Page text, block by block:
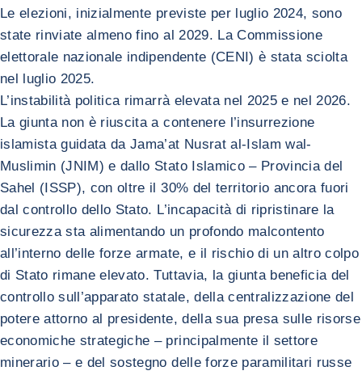
Le elezioni, inizialmente previste per luglio 2024, sono
state rinviate almeno fino al 2029. La Commissione
elettorale nazionale indipendente (CENI) è stata sciolta
nel luglio 2025.
L’instabilità politica rimarrà elevata nel 2025 e nel 2026.
La giunta non è riuscita a contenere l’insurrezione
islamista guidata da Jama’at Nusrat al-Islam wal-
Muslimin (JNIM) e dallo Stato Islamico – Provincia del
Sahel (ISSP), con oltre il 30% del territorio ancora fuori
dal controllo dello Stato. L’incapacità di ripristinare la
sicurezza sta alimentando un profondo malcontento
all’interno delle forze armate, e il rischio di un altro colpo
di Stato rimane elevato. Tuttavia, la giunta beneficia del
controllo sull’apparato statale, della centralizzazione del
potere attorno al presidente, della sua presa sulle risorse
economiche strategiche – principalmente il settore
minerario – e del sostegno delle forze paramilitari russe